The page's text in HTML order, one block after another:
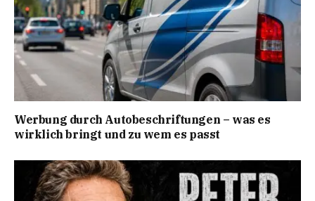
Werbung durch Autobeschriftungen – was es
wirklich bringt und zu wem es passt